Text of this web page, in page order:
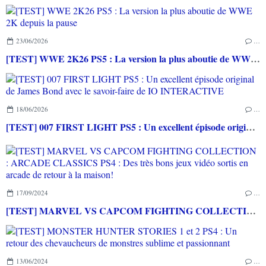
23/06/2026
[TEST] WWE 2K26 PS5 : La version la plus aboutie de WWE 2K depuis la pause
18/06/2026
[TEST] 007 FIRST LIGHT PS5 : Un excellent épisode original de James Bond avec le savoir-faire de IO INTERACTIVE
17/09/2024
[TEST] MARVEL VS CAPCOM FIGHTING COLLECTION : ARCADE CLASSICS PS4 : Des très bons jeux vidéo sortis en arcade de retour à la maison!
13/06/2024